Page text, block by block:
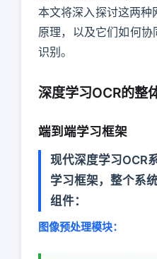
本文将深入探讨这两种
原理，以及它们如何
识别。
深度学习OCR的整
端到端学习框架
现代深度学习OCR
学习框架，整个系
组件：
图像预处理模块：